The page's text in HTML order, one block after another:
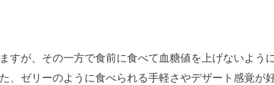
すが、その一方で食前に食べて血糖値を上げないよう
、ゼリーのように食べられる手軽さやデザート感覚が